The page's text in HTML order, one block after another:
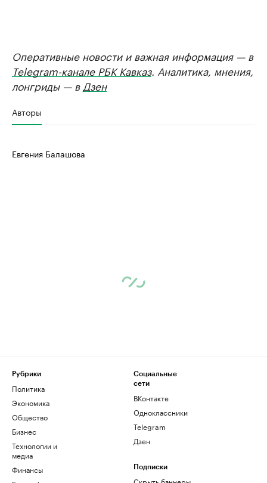
Оперативные новости и важная информация — в
Telegram-канале РБК Кавказ. Аналитика, мнения,
лонгриды — в Дзен
Авторы
Евгения Балашова
Рубрики
Политика
Экономика
Общество
Бизнес
Технологии и
медиа
Финансы
Социальные
сети
ВКонтакте
Одноклассники
Telegram
Дзен
Подписки